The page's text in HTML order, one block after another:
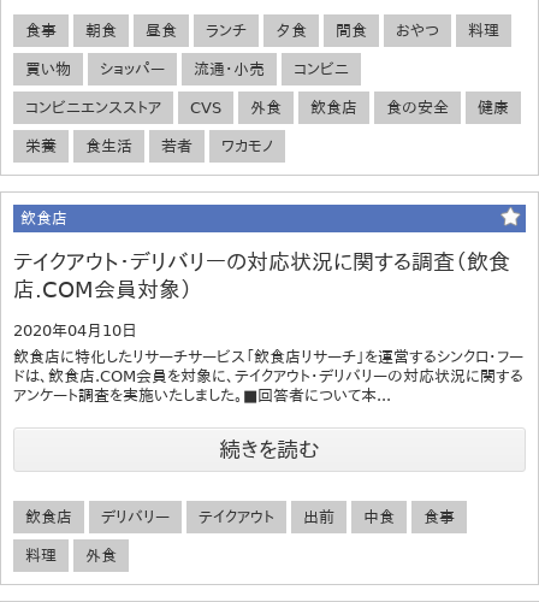
食事 朝食 昼食 ランチ 夕食 間食 おやつ 料理
買い物 ショッパー 流通・小売 コンビニ
コンビニエンスストア CVS 外食 飲食店 食の安全 健康
栄養 食生活 若者 ワカモノ
飲食店
テイクアウト・デリバリーの対応状況に関する調査（飲食
店.COM会員対象）
2020年04月10日
飲食店に特化したリサーチサービス「飲食店リサーチ」を運営するシンクロ・フー
ドは、飲食店.COM会員を対象に、テイクアウト・デリバリーの対応状況に関する
アンケート調査を実施いたしました。■回答者について本...
続きを読む
飲食店 デリバリー テイクアウト 出前 中食 食事
料理 外食